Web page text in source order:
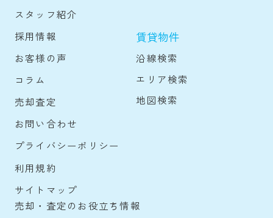
スタッフ紹介
採用情報
お客様の声
コラム
売却査定
お問い合わせ
プライバシーポリシー
利用規約
サイトマップ
賃貸物件
沿線検索
エリア検索
地図検索
売却・査定のお役立ち情報